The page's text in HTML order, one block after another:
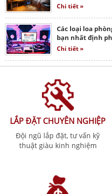
Chi tiết »
Các loại loa
bạn nhất định
Chi tiết »
LẮP ĐẶT CHUYÊN NGHIỆP
Đội ngũ lắp đặt, tư vấn kỹ
thuật giàu kinh nghiệm